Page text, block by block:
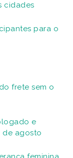
cidades
para o
frete sem o
e
de agosto